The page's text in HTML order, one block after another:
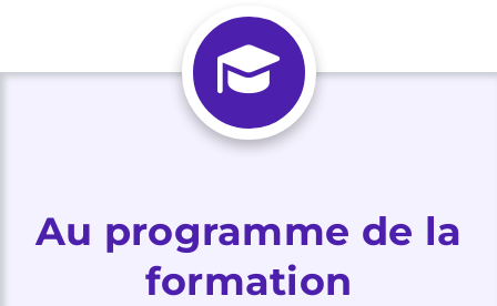
Au programme de la
formation